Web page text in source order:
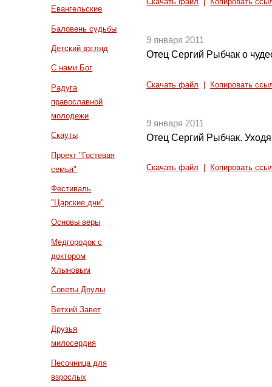
Евангельские
Баловень судьбы
Детский взгляд
С нами Бог
Радуга
православной
молодежи
Скауты
Проект "Гостевая
семья"
Фестиваль
"Царские дни"
Основы веры
Медгородок с
доктором
Хлыновым
Советы Доулы
Ветхий Завет
Друзья
милосердия
Песочница для
взрослых
Скачать файл Копировать
9 января 2011
Отец Сергий Рыбчак о
Скачать файл Копировать
9 января 2011
Отец Сергий Рыбчак.
Скачать файл Копировать